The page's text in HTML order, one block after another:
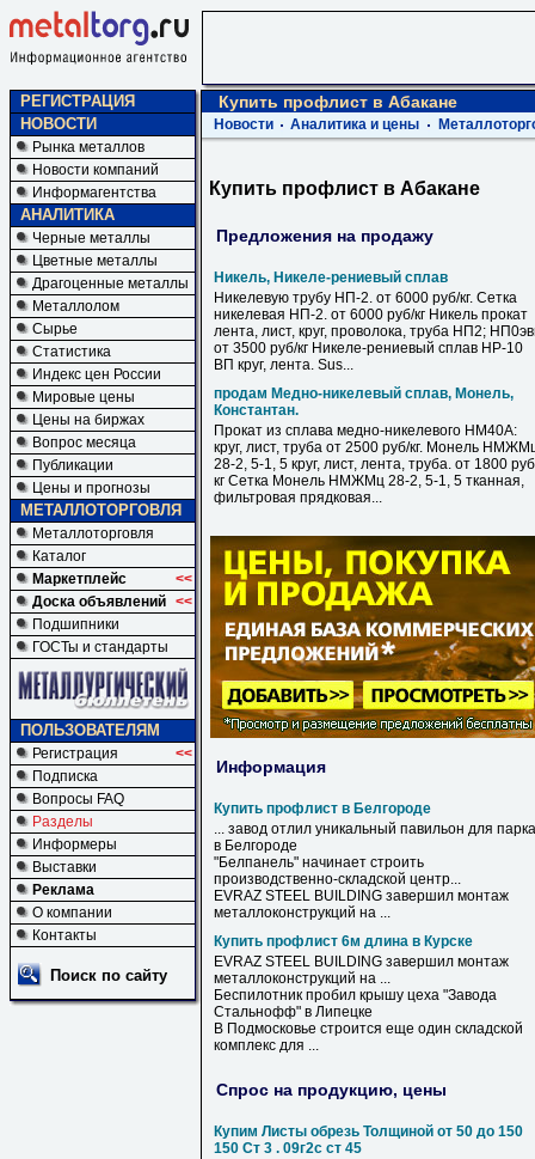
РЕГИСТРАЦИЯ
НОВОСТИ
Рынка металлов
Новости компаний
Информагентства
АНАЛИТИКА
Черные металлы
Цветные металлы
Драгоценные металлы
Металлолом
Сырье
Статистика
Индекс цен России
Мировые цены
Цены на биржах
Вопрос месяца
Публикации
Цены и прогнозы
МЕТАЛЛОТОРГОВЛЯ
Металлоторговля
Каталог
Маркетплейс
<<
Доска объявлений <<
Подшипники
ГОСТы и стандарты
ПОЛЬЗОВАТЕЛЯМ
Регистрация
<<
Подписка
Вопросы FAQ
Разделы
Информеры
Выставки
Реклама
О компании
Контакты
Поиск по сайту
Купить профлист в Абакане
Новости Аналитика и цены
Купить профлист в Абакане
Предложения на продажу
Никель, Никеле-рениевый сплав
Никелевую трубу НП-2. от 6000 руб/кг. Сетка
никелевая НП-2. от 6000 руб/кг Никель прокат
лента, лист, круг, проволока, труба НП2;
от 3500 руб/кг Никеле-рениевый сплав НР-10
ВП круг, лента. Sus...
продам Медно-никелевый сплав, Монель,
Константан.
Прокат из сплава медно-никелевого НМ40А:
круг, лист, труба от 2500 руб/кг. Монель
28-2, 5-1, 5 круг, лист, лента, труба. от 1800
кг Сетка Монель НМЖМц 28-2, 5-1, 5 тканная,
фильтровая прядковая...
Информация
Купить профлист в Белгороде
... завод отлил уникальный павильон для парка
в Белгороде
"Белпанель" начинает строить
производственно-складской центр...
EVRAZ STEEL BUILDING завершил монтаж
металлоконструкций на ...
Купить профлист 6м длина в Курске
EVRAZ STEEL BUILDING завершил монтаж
металлоконструкций на ...
Беспилотник пробил крышу цеха "Завода
Стальнофф" в Липецке
В Подмосковье строится еще один складской
комплекс для ...
Спрос на продукцию, цены
Купим Листы обрезь Толщиной от 50 до 150
150 Ст 3 . 09г2с ст 45